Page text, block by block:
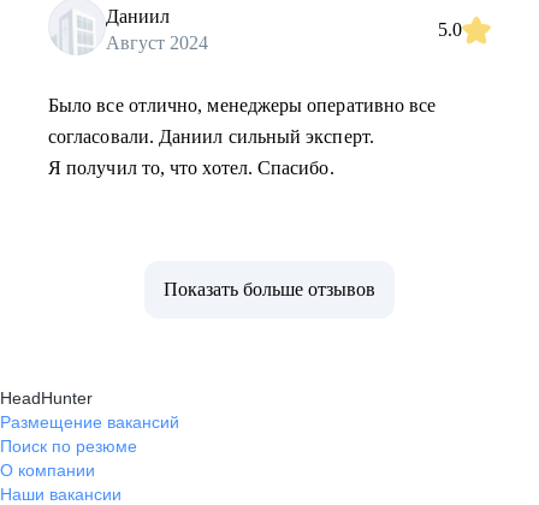
Даниил
Август 2024
5.0
Было все отлично, менеджеры оперативно все
согласовали. Даниил сильный эксперт.
Я получил то, что хотел. Спасибо.
Показать больше отзывов
HeadHunter
Размещение вакансий
Поиск по резюме
О компании
Наши вакансии